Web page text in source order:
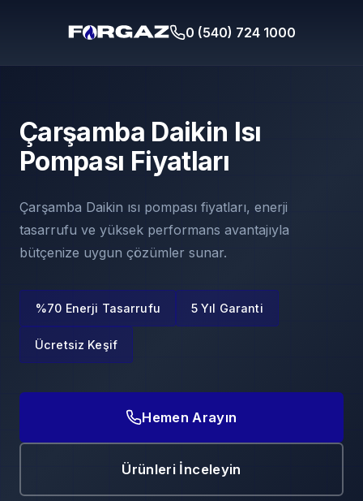
0 (540) 724 1000
Çarşamba Daikin Isı
Pompası Fiyatları
Çarşamba Daikin ısı pompası fiyatları, enerji
tasarrufu ve yüksek performans avantajıyla
bütçenize uygun çözümler sunar.
%70 Enerji Tasarrufu 5 Yıl Garanti
Ücretsiz Keşif
Hemen Arayın
Ürünleri İnceleyin